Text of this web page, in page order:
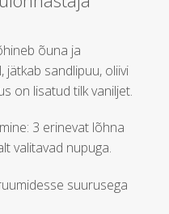
õuna ja
jätkab sandlipuu, oliivi
on lisatud tilk vaniljet.
3 erinevat lõhna
valitavad nupuga.
suurusega